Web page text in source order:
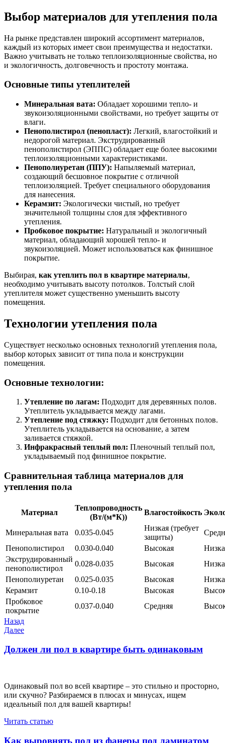
Выбор материалов для утепления пола
На рынке представлен широкий ассортимент материалов,
каждый из которых имеет свои преимущества и недостатки.
Важно учитывать не только теплоизоляционные свойства, но
и экологичность, долговечность и простоту монтажа.
Основные типы утеплителей
Минеральная вата: Обладает хорошими тепло- и
звукоизоляционными свойствами, но требует защиты от
влаги.
Пенополистирол (пенопласт): Легкий, влагостойкий и
недорогой материал. Экструдированный
пенополистирол (ЭППС) обладает еще более высокими
теплоизоляционными характеристиками.
Пенополиуретан (ППУ): Напыляемый материал,
создающий бесшовное покрытие с отличной
теплоизоляцией. Требует специального оборудования
для нанесения.
Керамзит: Экологически чистый, но требует
значительной толщины слоя для эффективного
утепления.
Пробковое покрытие: Натуральный и экологичный
материал, обладающий хорошей тепло- и
звукоизоляцией. Может использоваться как финишное
покрытие.
Выбирая, как утеплить пол в квартире материалы,
необходимо учитывать высоту потолков. Толстый слой
утеплителя может существенно уменьшить высоту
помещения.
Технологии утепления пола
Существует несколько основных технологий утепления пола,
выбор которых зависит от типа пола и конструкции
помещения.
Основные технологии:
Утепление по лагам: Подходит для деревянных полов.
Утеплитель укладывается между лагами.
Утепление под стяжку: Подходит для бетонных полов.
Утеплитель укладывается на основание, а затем
заливается стяжкой.
Инфракрасный теплый пол: Пленочный теплый пол,
укладываемый под финишное покрытие.
Сравнительная таблица материалов для
утепления пола
Материал
Теплопроводность
(Вт/(м*К))
Влагостойкость
Минеральная вата 0.035-0.045
Низкая (требует
защиты)
Пенополистирол
0.030-0.040 Высокая
Экструдированный
пенополистирол
0.028-0.035 Высокая
Пенополиуретан
0.025-0.035 Высокая
Керамзит
0.10-0.18 Высокая
Пробковое
покрытие
0.037-0.040 Средняя
Навигация
по
записям
Предыдущая
запись
Назад
Следующая
Далее
Должен ли пол в квартире быть одинаковым
Одинаковый пол во всей квартире – это стильно и просторно,
или скучно? Разбираемся в плюсах и минусах, ищем
идеальный пол для вашей квартиры!
Читать статью
Как выровнять пол из фанеры под ламинатом